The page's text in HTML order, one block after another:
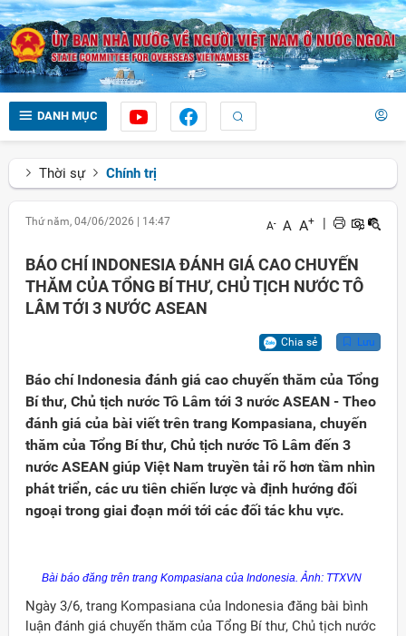
DANH MỤC
Thời sự Chính trị
Thứ năm, 04/06/2026 14:47 A- A A+ |
BÁO CHÍ INDONESIA ĐÁNH GIÁ CAO CHUYẾN
THĂM CỦA TỔNG BÍ THƯ, CHỦ TỊCH NƯỚC TÔ
LÂM TỚI 3 NƯỚC ASEAN
Chia sẻ Lưu
Báo chí Indonesia đánh giá cao chuyến thăm của Tổng
Bí thư, Chủ tịch nước Tô Lâm tới 3 nước ASEAN - Theo
đánh giá của bài viết trên trang Kompasiana, chuyến
thăm của Tổng Bí thư, Chủ tịch nước Tô Lâm đến 3
nước ASEAN giúp Việt Nam truyền tải rõ hơn tầm nhìn
phát triển, các ưu tiên chiến lược và định hướng đối
ngoại trong giai đoạn mới tới các đối tác khu vực.
Bài báo đăng trên trang Kompasiana của Indonesia. Ảnh: TTXVN
Ngày 3/6, trang Kompasiana của Indonesia đăng bài bình
luận đánh giá chuyến thăm của Tổng Bí thư, Chủ tịch nước